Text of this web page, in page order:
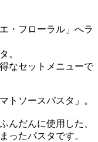
・フローラル」へラ
。
なセットメニューで
トソースパスタ」。
んだんに使用した、
ったパスタです。